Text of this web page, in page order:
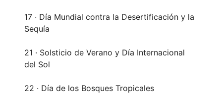
17 · Día Mundial contra la Desertificación y la
Sequía
21 · Solsticio de Verano y Día Internacional
del Sol
22 · Día de los Bosques Tropicales